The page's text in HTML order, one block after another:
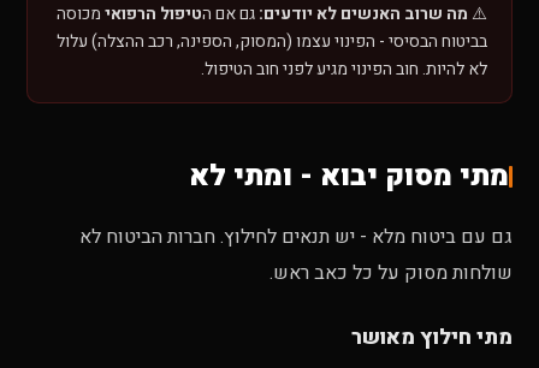
⚠️ מה שרוב האנשים לא יודעים:גם אם הטיפול הרפואימכוסה
בביטוח הבסיסי - הפינוי עצמו (המסוק, הספינה, רכב ההצלה) עלול
לא להיות. חוב הפינוי מגיע לפני חוב הטיפול.
מתי מסוק יבוא - ומתי לא
גם עם ביטוח מלא - יש תנאים לחילוץ. חברות הביטוח לא
שולחות מסוק על כל כאב ראש.
מתי חילוץ מאושר